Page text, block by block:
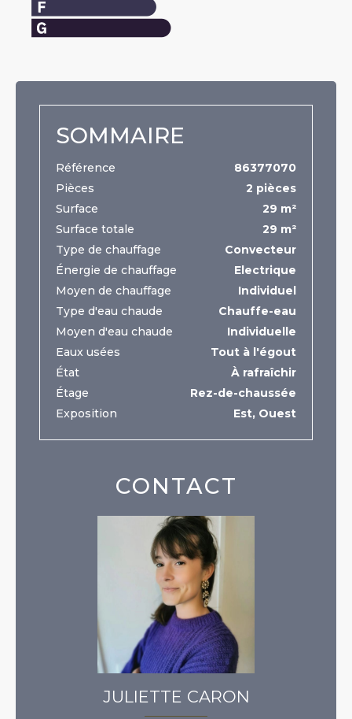
SOMMAIRE
Référence
86377070
Pièces
2 pièces
Surface
29 m²
Surface totale
29 m²
Type de chauffage
Convecteur
Énergie de chauffage
Electrique
Moyen de chauffage
Individuel
Type d'eau chaude
Chauffe-eau
Moyen d'eau chaude
Individuelle
Eaux usées
Tout à l'égout
État
À rafraîchir
Étage
Rez-de-chaussée
Exposition
Est, Ouest
CONTACT
JULIETTE CARON